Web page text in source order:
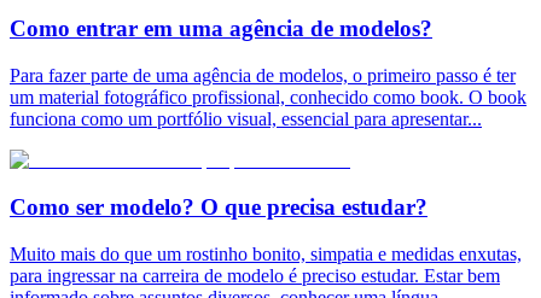
Como entrar em uma agência de modelos?
Para fazer parte de uma agência de modelos, o primeiro passo é ter
um material fotográfico profissional, conhecido como book. O book
funciona como um portfólio visual, essencial para apresentar...
Como ser modelo? O que precisa estudar?
Muito mais do que um rostinho bonito, simpatia e medidas enxutas,
para ingressar na carreira de modelo é preciso estudar. Estar bem